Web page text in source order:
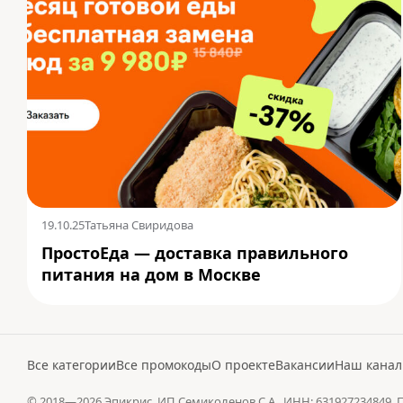
19.10.25Татьяна Свиридова
ПростоЕда — доставка правильного
питания на дом в Москве
Все категорииВсе промокодыО проектеВакансииНаш